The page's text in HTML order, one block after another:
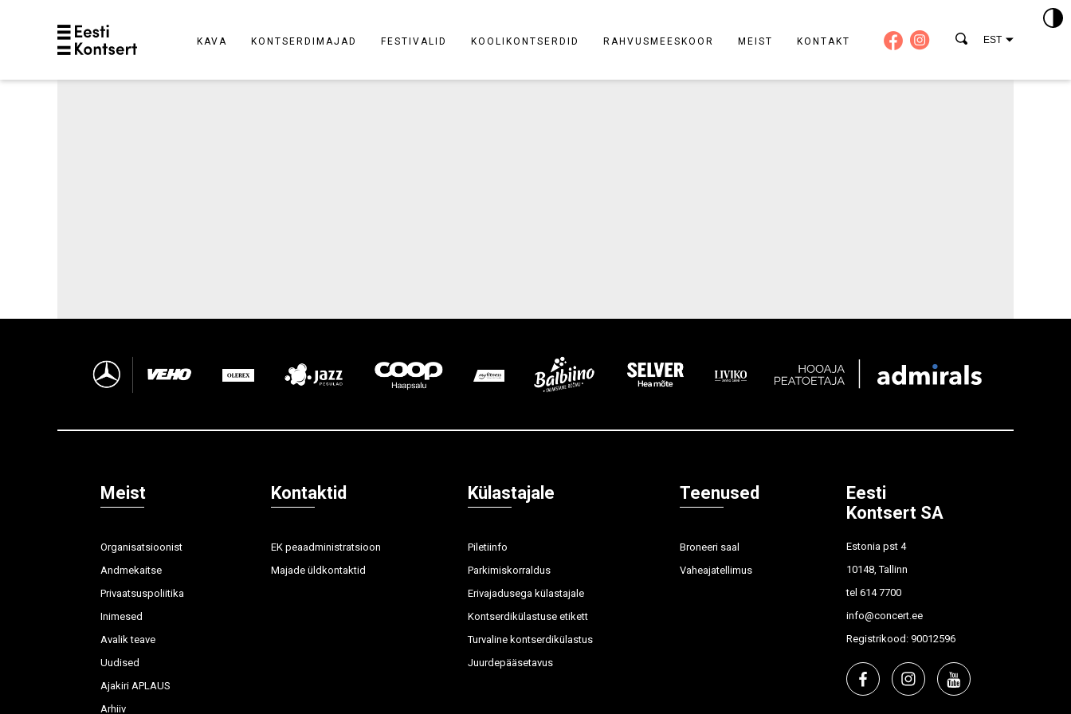
KAVA KONTSERDIMAJAD FESTIVALID KOOLIKONTSERDID RAHVUSMEESKOOR MEIST KONTAKT EST
Meist
Organisatsioonist
Andmekaitse
Privaatsuspoliitika
Inimesed
Avalik teave
Uudised
Ajakiri APLAUS
Arhiiv
Kontaktid
EK peaadministratsioon
Majade üldkontaktid
Külastajale
Piletiinfo
Parkimiskorraldus
Erivajadusega külastajale
Kontserdikülastuse etikett
Turvaline kontserdikülastus
Juurdepääsetavus
Teenused
Broneeri saal
Vaheajatellimus
Eesti
Kontsert SA
Estonia pst 4
10148, Tallinn
tel 614 7700
info@concert.ee
Registrikood: 90012596